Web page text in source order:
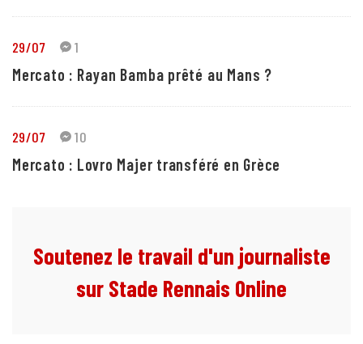
29/07 1
Mercato : Rayan Bamba prêté au Mans ?
29/07 10
Mercato : Lovro Majer transféré en Grèce
Soutenez le travail d'un journaliste
sur Stade Rennais Online